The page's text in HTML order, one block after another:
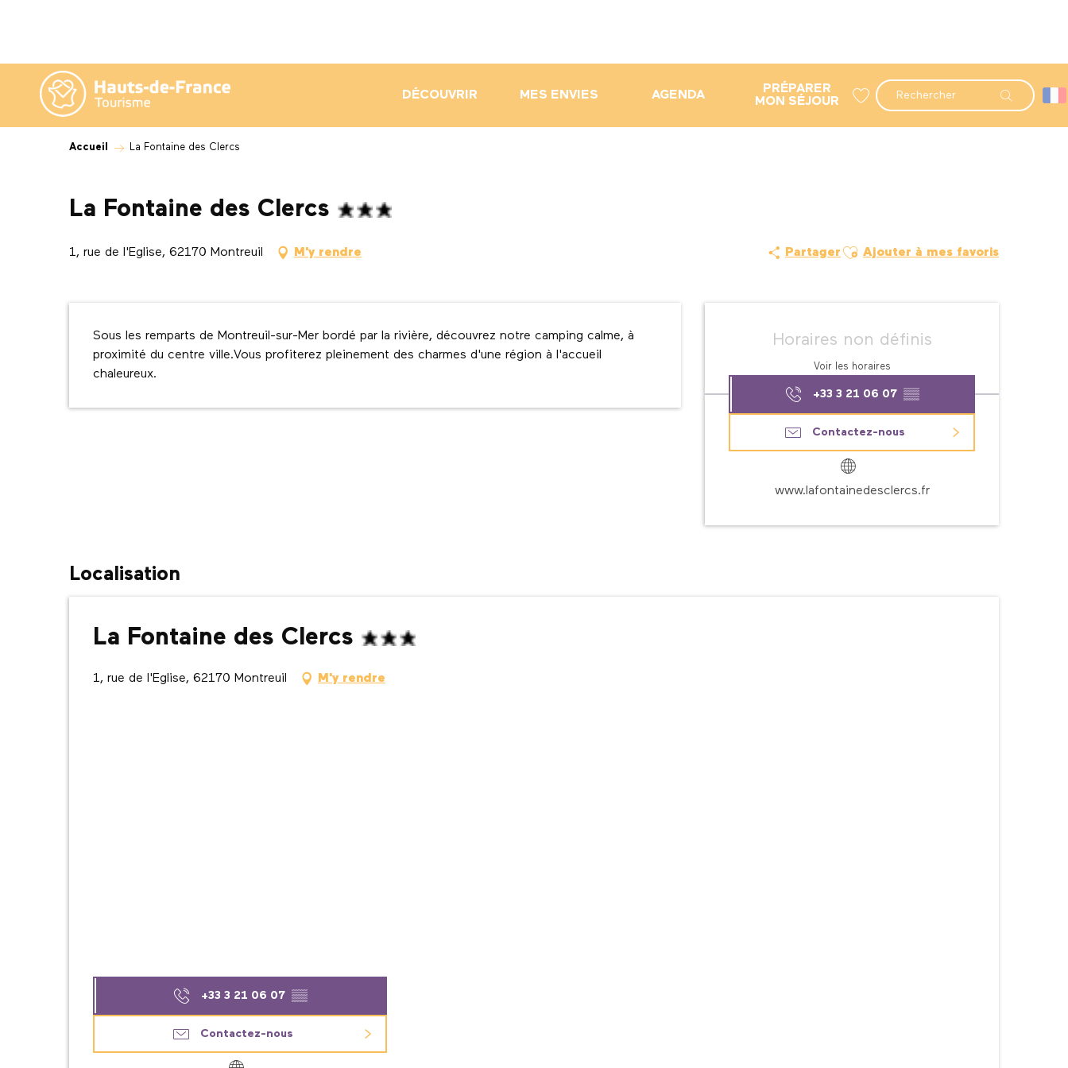
contenu
principal
Recherche
DÉCOUVRIR MES ENVIES AGENDA
PRÉPARER
MON SÉJOUR
Accueil La Fontaine des Clercs
La Fontaine des Clercs
1, rue de l'Eglise, 62170 Montreuil M'y rendre Partager Ajouter aux favoris
Ajouter à mes favoris
Ouverture et
Horaires non définis
Voir les horaires
+33 3 21 06 07 ▒▒
Contactez-nous
www.lafontainedesclercs.fr
Description
Sous les remparts de Montreuil-sur-Mer bordé par la rivière, découvrez notre camping calme, à
proximité du centre ville.Vous profiterez pleinement des charmes d'une région à l'accueil
chaleureux.
Localisation
La Fontaine des Clercs
1, rue de l'Eglise, 62170 Montreuil M'y rendre
+33 3 21 06 07 ▒▒
Contactez-nous